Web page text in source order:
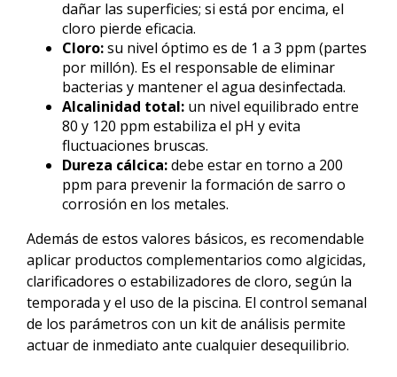
dañar las superficies; si está por encima, el
cloro pierde eficacia.
Cloro:su nivel óptimo es de 1 a 3 ppm (partes
por millón). Es el responsable de eliminar
bacterias y mantener el agua desinfectada.
Alcalinidad total:un nivel equilibrado entre
80 y 120 ppm estabiliza el pH y evita
fluctuaciones bruscas.
Dureza cálcica:debe estar en torno a 200
ppm para prevenir la formación de sarro o
corrosión en los metales.
Además de estos valores básicos, es recomendable
aplicar productos complementarios como algicidas,
clarificadores o estabilizadores de cloro, según la
temporada y el uso de la piscina. El control semanal
de los parámetros con un kit de análisis permite
actuar de inmediato ante cualquier desequilibrio.